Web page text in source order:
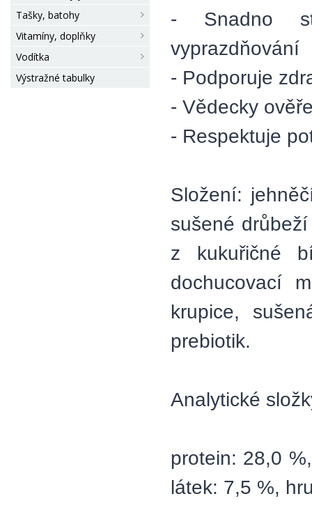
Tašky, batohy
Vitamíny, doplňky
Vodítka
Výstražné tabulky
- Snadno
vyprazdňování
- Podporuje
- Vědecky
- Respektuje
Složení:
sušené
z kukuřičné
dochucovací
krupice,
prebiotik.
Analytické
protein: 28,0
látek: 7,5 %,